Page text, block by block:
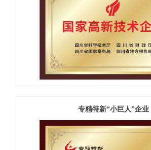
专精特新“小巨人”企业